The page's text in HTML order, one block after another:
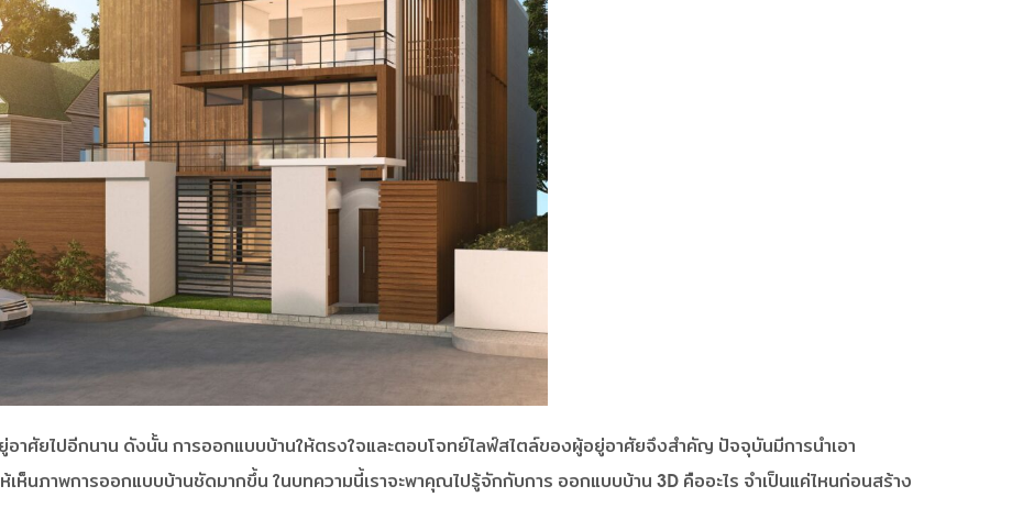
ยู่อาศัยไปอีกนาน ดังนั้น การออกแบบบ้านให้ตรงใจและตอบโจทย์ไลฟ์สไตล์ของผู้อยู่อาศัยจึงสำคัญ ปัจจุบันมีการนำเอา
เห็นภาพการออกแบบบ้านชัดมากขึ้น ในบทความนี้เราจะพาคุณไปรู้จักกับการ ออกแบบบ้าน 3D คืออะไร จำเป็นแค่ไหนก่อนสร้าง